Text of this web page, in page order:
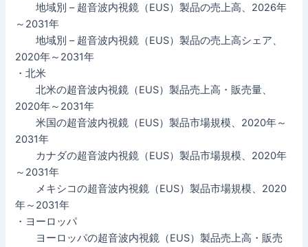
地域別 – 超音波内視鏡（EUS）製品の売上高、2026年
～2031年
地域別 – 超音波内視鏡（EUS）製品の売上高シェア、
2020年～2031年
・北米
北米の超音波内視鏡（EUS）製品売上高・販売量、
2020年～2031年
米国の超音波内視鏡（EUS）製品市場規模、2020年～
2031年
カナダの超音波内視鏡（EUS）製品市場規模、2020年
～2031年
メキシコの超音波内視鏡（EUS）製品市場規模、2020
年～2031年
・ヨーロッパ
ヨーロッパの超音波内視鏡（EUS）製品売上高・販売